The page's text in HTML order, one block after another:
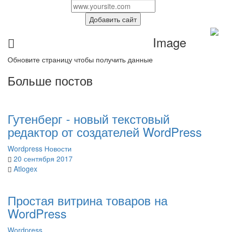
Добавить сайт
Обновите страницу чтобы получить данные
Image
Больше постов
Гутенберг - новый текстовый
редактор от создателей WordPress
Wordpress Новости
20 сентября 2017
Atlogex
Простая витрина товаров на
WordPress
Wordpress